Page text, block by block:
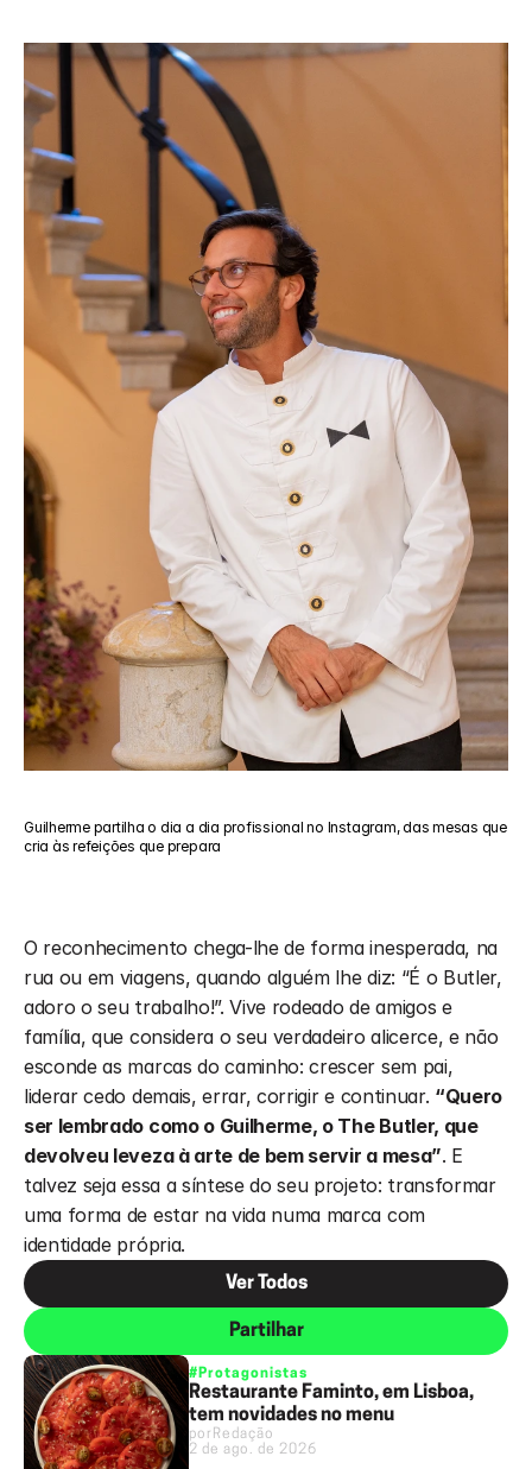
Guilherme partilha o dia a dia profissional no Instagram, das mesas que
cria às refeições que prepara
O reconhecimento chega-lhe de forma inesperada, na
rua ou em viagens, quando alguém lhe diz: “É o Butler,
adoro o seu trabalho!”. Vive rodeado de amigos e
família, que considera o seu verdadeiro alicerce, e não
esconde as marcas do caminho: crescer sem pai,
liderar cedo demais, errar, corrigir e continuar. “Quero
ser lembrado como o Guilherme, o The Butler, que
devolveu leveza à arte de bem servir a mesa”. E
talvez seja essa a síntese do seu projeto: transformar
uma forma de estar na vida numa marca com
identidade própria.
Ver Todos
Partilhar
#Protagonistas
Restaurante Faminto, em Lisboa,
tem novidades no menu
por Redação
2 de ago. de 2026